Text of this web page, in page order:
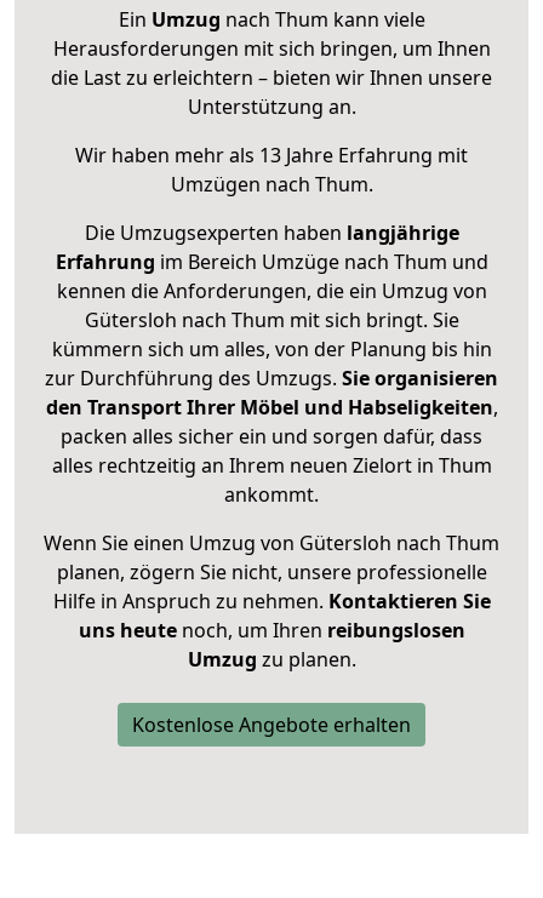
Ein Umzug nach Thum kann viele
Herausforderungen mit sich bringen, um Ihnen
die Last zu erleichtern – bieten wir Ihnen unsere
Unterstützung an.
Wir haben mehr als 13 Jahre Erfahrung mit
Umzügen nach Thum.
Die Umzugsexperten haben langjährige
Erfahrung im Bereich Umzüge nach Thum und
kennen die Anforderungen, die ein Umzug von
Gütersloh nach Thum mit sich bringt. Sie
kümmern sich um alles, von der Planung bis hin
zur Durchführung des Umzugs. Sie organisieren
den Transport Ihrer Möbel und Habseligkeiten,
packen alles sicher ein und sorgen dafür, dass
alles rechtzeitig an Ihrem neuen Zielort in Thum
ankommt.
Wenn Sie einen Umzug von Gütersloh nach Thum
planen, zögern Sie nicht, unsere professionelle
Hilfe in Anspruch zu nehmen. Kontaktieren Sie
uns heutenoch, um Ihren reibungslosen
Umzug zu planen.
Kostenlose Angebote erhalten